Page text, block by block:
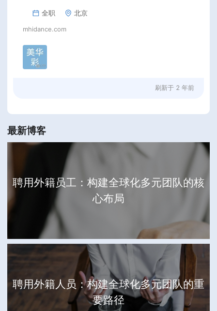
全职 北京
mhidance.com
刷新于 2 年前
最新博客
聘用外籍员工：构建全球化多元团队的核
心布局
聘用外籍人员：构建全球化多元团队的重
要路径